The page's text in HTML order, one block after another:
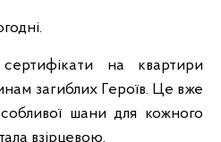
на квартири
загиблих Героїв. Це вже
шани для кожного
взірцевою.